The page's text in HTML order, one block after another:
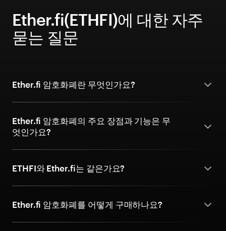
Ether.fi(ETHFI)에 대한 자주
묻는 질문
Ether.fi 암호화폐란 무엇인가요?
Ether.fi 암호화폐의 주요 장점과 기능은 무
엇인가요?
ETHFI와 Ether.fi는 같은가요?
Ether.fi 암호화폐를 어떻게 구매하나요?